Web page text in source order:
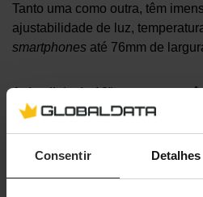
Consentir Detalhes
Tanto uma como outra, têm
ajustabilidade de luz,
smartphones até 76mm de
Aring lightde 10”, com uma
lumens, traz um tripé, o que a
transportar. Aring light de 14”,
de 3400 lumens, traz também